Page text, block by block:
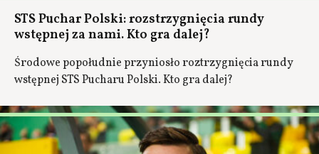
STS Puchar Polski: rozstrzygnięcia rundy
wstępnej za nami. Kto gra dalej?
Środowe popołudnie przyniosło roztrzygnięcia rundy
wstępnej STS Pucharu Polski. Kto gra dalej?